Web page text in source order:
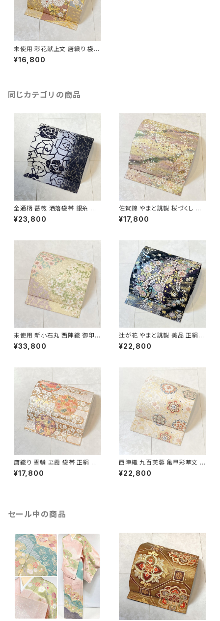
未使用 彩花献上文 唐織り 袋帯
花柄 ベージュ 金糸 紫 水色 ピ
ンク 593
¥16,800
同じカテゴリの商品
全通柄 薔薇 洒落袋帯 銀糸 長
尺 正絹 白 黒 青紫 659
¥23,800
佐賀錦 やまと誂製 桜づくし 袋
帯 正絹 金銀糸 ラメ ピンク 白
722
¥17,800
未使用 新小石丸 西陣織 御印華
唐織 花柄 袋帯 正絹 金糸 白 ク
リーム ピンク 紫 576
¥33,800
辻が花 やまと誂製 美品 正絹
金糸 袋帯 黒 紺 紫 パステルカ
ラー 702
¥22,800
唐織り 雪輪 ヱ霞 袋帯 正絹 金
糸 白 ピンク 水色 紫 パステルカ
ラー 531
¥17,800
西陣織 九百芙蓉 亀甲彩華文 唐
織り 袋帯 正絹 金糸 クリーム色
白 667
¥22,800
セール中の商品